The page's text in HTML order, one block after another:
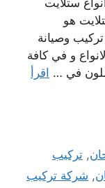
هو
وصيانة
و في كافة
في … اقرأ
,تركيب
, شركة تركيب